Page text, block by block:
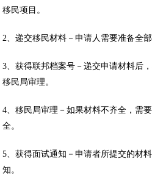
移民项目。
2、递交移民材料－申请人需要准备全
3、获得联邦档案号－递交申请材料后
移民局审理。
4、移民局审理－如果材料不齐全，需
全。
5、获得面试通知－申请者所提交的材
知。